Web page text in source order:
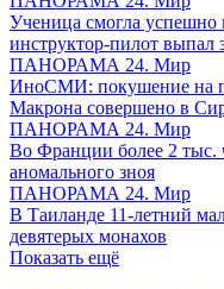
Ученица смогла успешно
инструктор-пилот выпал
ПАНОРАМА 24. Мир
ИноСМИ: покушение на
Макрона совершено в
ПАНОРАМА 24. Мир
Во Франции более 2 тыс.
аномального зноя
ПАНОРАМА 24. Мир
В Таиланде 11-летний
девятерых монахов
Показать ещё